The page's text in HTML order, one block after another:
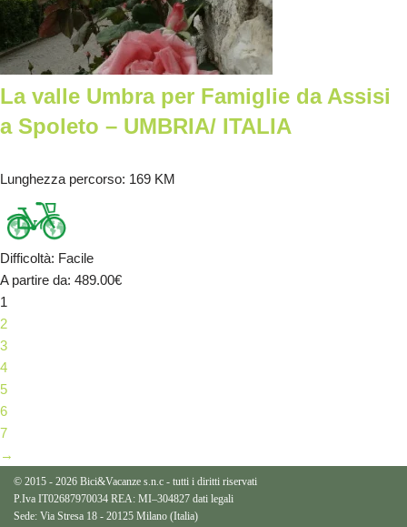
La valle Umbra per Famiglie da Assisi
a Spoleto – UMBRIA/ ITALIA
Lunghezza percorso: 169 KM
Difficoltà: Facile
A partire da: 489.00€
1
2
3
4
5
6
7
→
© 2015 - 2026 Bici&Vacanze s.n.c - tutti i diritti riservati
P.Iva IT02687970034 REA: MI–304827 dati legali
Sede: Via Stresa 18 - 20125 Milano (Italia)